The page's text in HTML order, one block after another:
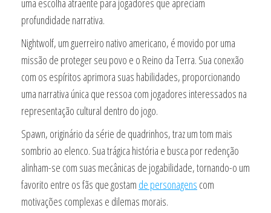
uma escolha atraente para jogadores que apreciam
profundidade narrativa.
Nightwolf, um guerreiro nativo americano, é movido por uma
missão de proteger seu povo e o Reino da Terra. Sua conexão
com os espíritos aprimora suas habilidades, proporcionando
uma narrativa única que ressoa com jogadores interessados na
representação cultural dentro do jogo.
Spawn, originário da série de quadrinhos, traz um tom mais
sombrio ao elenco. Sua trágica história e busca por redenção
alinham-se com suas mecânicas de jogabilidade, tornando-o um
favorito entre os fãs que gostam de personagens com
motivações complexas e dilemas morais.